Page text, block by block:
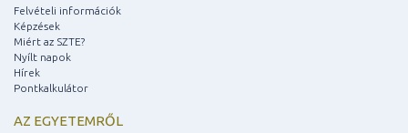
Felvételi információk
Képzések
Miért az SZTE?
Nyílt napok
Hírek
Pontkalkulátor
AZ EGYETEMRŐL